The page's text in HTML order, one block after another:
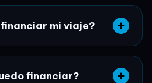
mi viaje?
financiar?